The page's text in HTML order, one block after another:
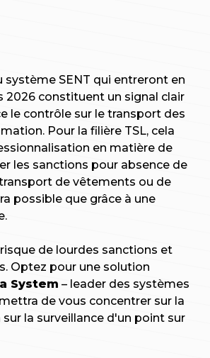
système SENT qui entreront en
2026 constituent un signal clair
le contrôle sur le transport des
Pour la filière TSL, cela
en matière de
les sanctions pour absence de
de vêtements ou de
possible que grâce à une
de lourdes sanctions et
Optez pour une solution
System – leader des systèmes
de vous concentrer sur la
la surveillance d'un point sur